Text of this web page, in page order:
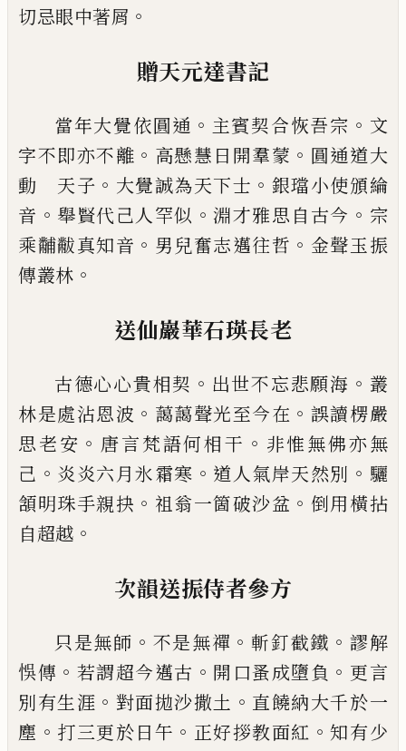
切忌眼中著屑 。
贈天元達書記
當年大覺依圓通 。 主賓契合恢吾宗 。 文
字不即亦不離 。 高懸慧日開羣蒙 。 圓通道大
動 天子 。 大覺誠為天下士 。 銀璫小使頒綸
音 。 舉賢代己人罕似 。淵才雅思自古今 。 宗
乘黼黻真知音 。 男兒奮志邁往哲 。 金聲玉振
傳叢林 。
送仙巖華石瑛長老
古德心心貴相契 。 出世不忘悲願海 。 叢
林是處沾恩波 。 藹藹聲光至今在 。 誤讀楞嚴
思老安 。 唐言梵語何相干 。 非惟無佛亦無
己 。 炎炎六月氷霜寒 。 道人氣岸天然別 。 驪
頷明珠手親抉 。 祖翁一箇破沙盆 。 倒用橫拈
自超越 。
次韻送振侍者參方
只是無師 。 不是無禪 。斬釘截鐵 。 謬解
悞傳 。 若謂超今邁古 。 開口蚤成墮負 。 更言
別有生涯 。 對面拋沙撒土 。 直饒納大千於一
塵 。 打三更於日午 。 正好拶教面紅 。知有少